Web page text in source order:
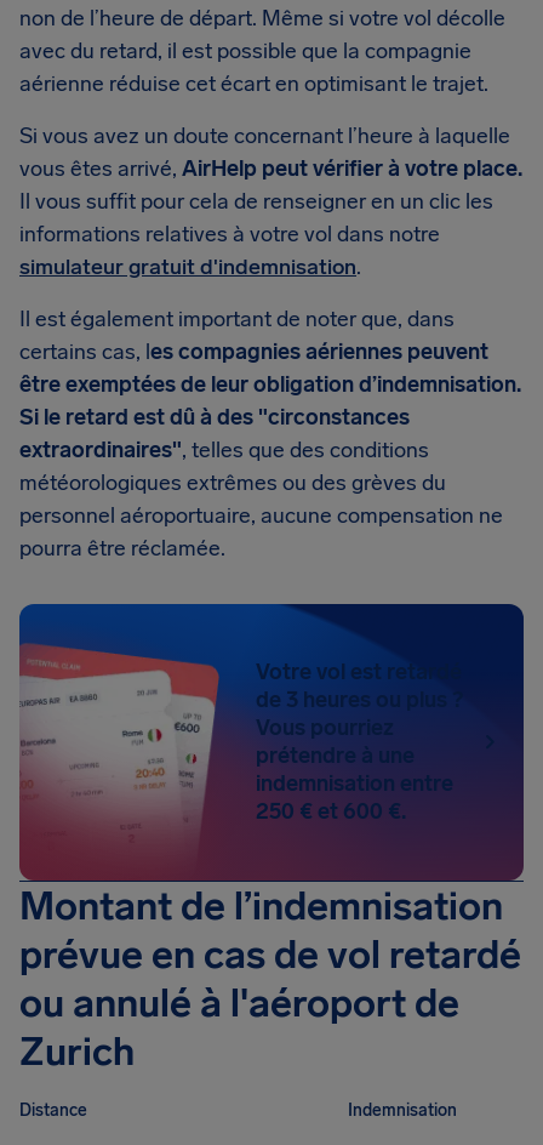
non de l’heure de départ. Même si votre vol décolle
avec du retard, il est possible que la compagnie
aérienne réduise cet écart en optimisant le trajet.
Si vous avez un doute concernant l’heure à laquelle
vous êtes arrivé, AirHelp peut vérifier à votre place.
Il vous suffit pour cela de renseigner en un clic les
informations relatives à votre vol dans notre
simulateur gratuit d'indemnisation.
Il est également important de noter que, dans
certains cas, les compagnies aériennes peuvent
être exemptées de leur obligation d’indemnisation.
Si le retard est dû à des "circonstances
extraordinaires", telles que des conditions
météorologiques extrêmes ou des grèves du
personnel aéroportuaire, aucune compensation ne
pourra être réclamée.
Votre vol est retardé
de 3 heures ou plus ?
Vous pourriez
prétendre à une
indemnisation entre
250 € et 600 €.
Montant de l’indemnisation
prévue en cas de vol retardé
ou annulé à l'aéroport de
Zurich
Distance Indemnisation